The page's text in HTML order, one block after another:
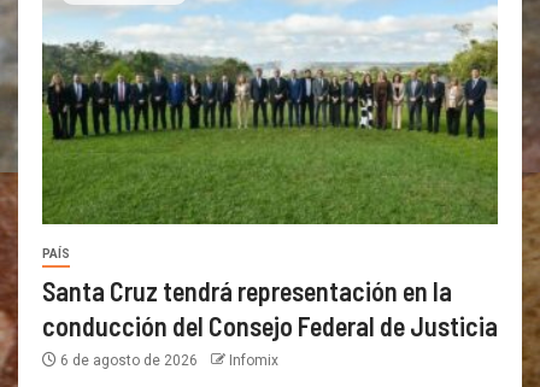
PAÍS
Santa Cruz tendrá representación en la
conducción del Consejo Federal de Justicia
6 de agosto de 2026 Infomix